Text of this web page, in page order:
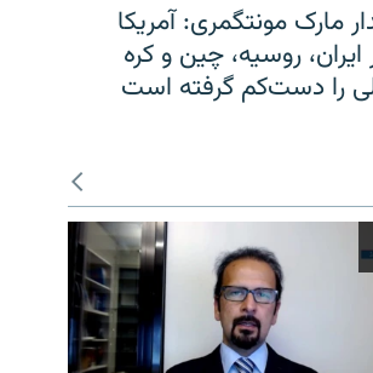
مارک مونتگمری: آمریکا
روسیه، چین و کره
را دست‌کم گرفته است